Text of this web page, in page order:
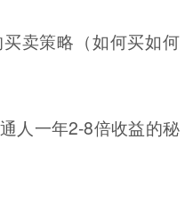
卖策略（如何买如何
人一年2-8倍收益的秘